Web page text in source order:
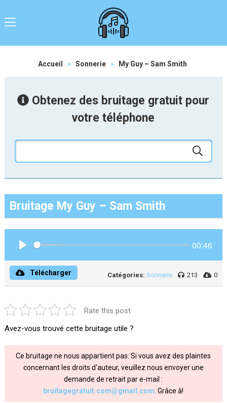
Accueil » Sonnerie » My Guy – Sam Smith
Obtenez des bruitage gratuit pour
votre téléphone
Bruitage My Guy – Sam Smith
00:46
Télécharger Catégories: Sonnerie 213 0
Rate this post
Avez-vous trouvé cette bruitage utile ?
Ce bruitage ne nous appartient pas. Si vous avez des plaintes
concernant les droits d'auteur, veuillez nous envoyer une
demande de retrait par e-mail :
bruitagegratuit.com@gmail.com . Grâce à!